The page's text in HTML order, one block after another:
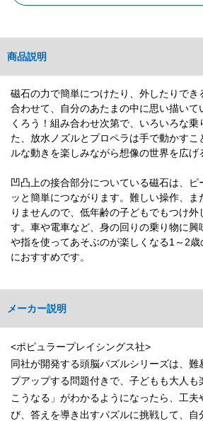
商品説明
磁石の力で簡単につけたり、外したりでき
合わせて、自分のあたまの中に思い描いて
くろう！組み合わせ次第で、いろいろな乗
た、放水ノズルとプロペラは手で動かすこ
ルな動きを楽しみながら想像の世界を広げ
凹凸上の接合部分についている磁石は、ピ
ッと簡単につながります。難しい操作、ま
りませんので、低年齢の子どもでもつけ
す。車や電車など、身の回りの乗り物に興
や指を使ってあそぶのが楽しくなる1～2
におすすめです。
メーカー説明
<ポピュラープレイシングス社>
同社が開発する頭脳パズルシリーズは、難
プアップする問題付きで、子どもも大人も
こうなる」がわかるようになったら、工夫
び、答えを導き出すパズルに挑戦して、自